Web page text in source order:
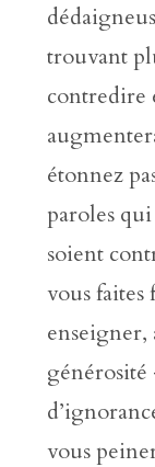
trouvant
contredire
étonnez
paroles
soient
vous
enseigner,
générosité
vous